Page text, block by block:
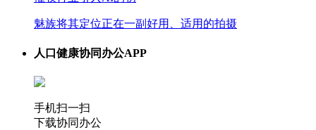
魅族将其定位正在一副好用、适用的拍摄
人口健康协同办公APP
手机扫一扫
下载协同办公